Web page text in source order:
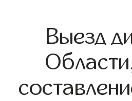
Выезд